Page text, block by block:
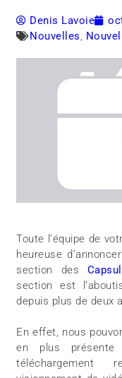
Denis Lavoie
Nouvelles,
Toute l’équipe de
heureuse
section des
section est
depuis plus de deux
En effet, nous
en plus
téléchargement